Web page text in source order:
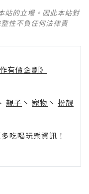
站的立場。因此本站對
性不負任何法律責
有價企劃》
親子 丶 寵物 丶 扮靚
吃喝玩樂資訊！